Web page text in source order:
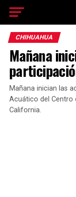
CHIHUAHUA
Mañana
Mañana inician las
Acuático del Centro
California.